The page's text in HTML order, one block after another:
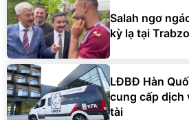
Salah ngơ
kỳ lạ tại
LĐBĐ Hàn
cung cấp dịch
tài